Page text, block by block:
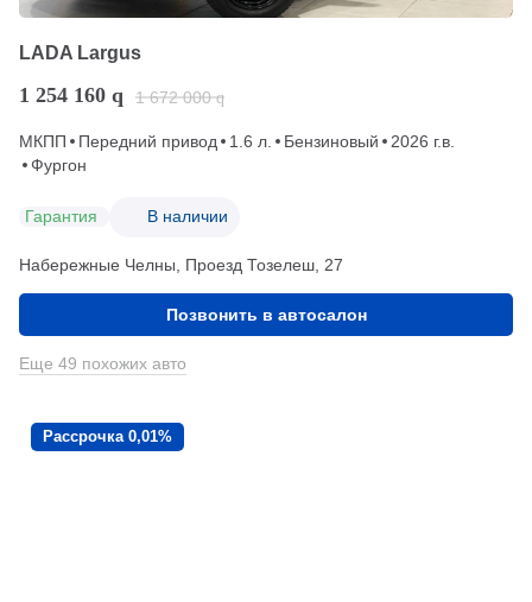
LADA Largus
1 254 160 q 1 672 000 q
МКПП Передний привод 1.6 л. Бензиновый
2026 г.в.
Фургон
Гарантия В наличии
Набережные Челны, Проезд ​Тозелеш, 27
Позвонить в автосалон
Еще 49 похожих авто
Рассрочка 0,01%